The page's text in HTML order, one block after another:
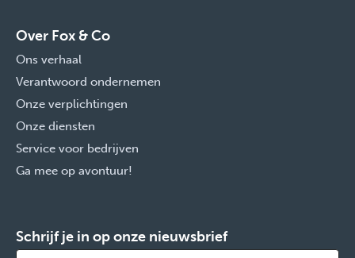
Over Fox & Co
Ons verhaal
Verantwoord ondernemen
Onze verplichtingen
Onze diensten
Service voor bedrijven
Ga mee op avontuur!
Schrijf je in op onze nieuwsbrief